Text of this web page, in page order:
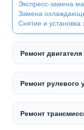
Экспресс-замена
Замена
Снятие и
Ремонт
Ремонт рулевого
Ремонт